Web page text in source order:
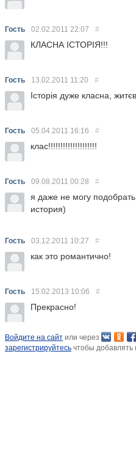
Гость 02.02.2011 22:07 #
КЛАСНА ІСТОРІЯ!!!
Гость 13.02.2011 11:20 #
Історія дуже класна,
Гость 05.04.2011 16:16 #
клас!!!!!!!!!!!!!!!!!!!!
Гость 09.08.2011 00:28 #
я даже не могу
история)
Гость 03.12.2011 10:27 #
как это романтично!
Гость 15.02.2013 10:06 #
Прекрасно!
Войдите на сайт или через
зарегистрируйтесь чтобы добавлять